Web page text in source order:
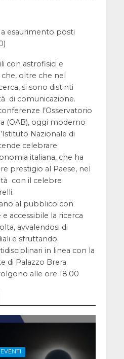
esaurimento posti
con astrofisici e
oltre che nel
si sono distinti
di comunicazione.
l’Osservatorio
(OAB), oggi moderno
Nazionale di
celebrare
italiana, che ha
prestigio al Paese, nel
con il celebre
al pubblico con
accessibile la ricerca
avvalendosi di
e sfruttando
in linea con la
di Palazzo Brera.
alle ore 18.00
EVENTI